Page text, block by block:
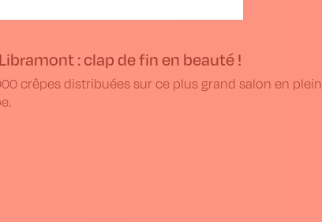
: clap de fin en beauté !
crêpes distribuées sur ce plus grand salon en plein